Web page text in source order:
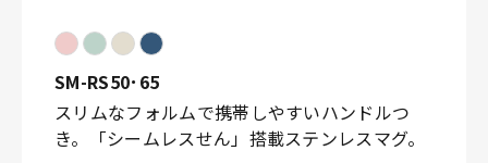
SM-RS50･65
スリムなフォルムで携帯しやすいハンドルつ
き。「シームレスせん」搭載ステンレスマグ。